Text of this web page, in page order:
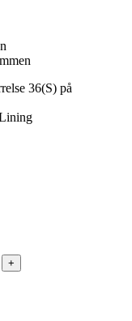
36(S) på